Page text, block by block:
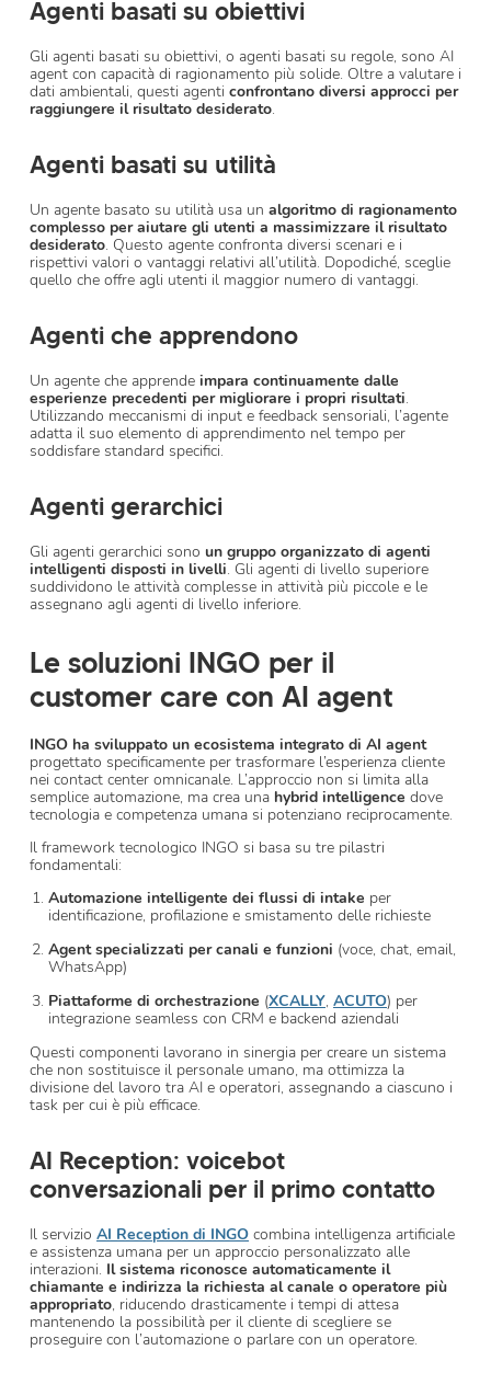
Agenti basati su obiettivi
Gli agenti basati su obiettivi, o agenti basati su regole, sono AI
agent con capacità di ragionamento più solide. Oltre a valutare i
dati ambientali, questi agenti confrontano diversi approcci per
raggiungere il risultato desiderato.
Agenti basati su utilità
Un agente basato su utilità usa un algoritmo di ragionamento
complesso per aiutare gli utenti a massimizzare il risultato
desiderato. Questo agente confronta diversi scenari e i
rispettivi valori o vantaggi relativi all’utilità. Dopodiché, sceglie
quello che offre agli utenti il maggior numero di vantaggi.
Agenti che apprendono
Un agente che apprende impara continuamente dalle
esperienze precedenti per migliorare i propri risultati.
Utilizzando meccanismi di input e feedback sensoriali, l’agente
adatta il suo elemento di apprendimento nel tempo per
soddisfare standard specifici.
Agenti gerarchici
Gli agenti gerarchici sono un gruppo organizzato di agenti
intelligenti disposti in livelli. Gli agenti di livello superiore
suddividono le attività complesse in attività più piccole e le
assegnano agli agenti di livello inferiore.
Le soluzioni INGO per il
customer care con AI agent
INGO ha sviluppato un ecosistema integrato di AI agent
progettato specificamente per trasformare l’esperienza cliente
nei contact center omnicanale. L’approccio non si limita alla
semplice automazione, ma crea una hybrid intelligence dove
tecnologia e competenza umana si potenziano reciprocamente.
Il framework tecnologico INGO si basa su tre pilastri
fondamentali:
Automazione intelligente dei flussi di intake per
identificazione, profilazione e smistamento delle richieste
Agent specializzati per canali e funzioni (voce, chat, email,
WhatsApp)
Piattaforme di orchestrazione (XCALLY, ACUTO) per
integrazione seamless con CRM e backend aziendali
Questi componenti lavorano in sinergia per creare un sistema
che non sostituisce il personale umano, ma ottimizza la
divisione del lavoro tra AI e operatori, assegnando a ciascuno i
task per cui è più efficace.
AI Reception: voicebot
conversazionali per il primo contatto
Il servizio AI Reception di INGO combina intelligenza artificiale
e assistenza umana per un approccio personalizzato alle
interazioni. Il sistema riconosce automaticamente il
chiamante e indirizza la richiesta al canale o operatore più
appropriato, riducendo drasticamente i tempi di attesa
mantenendo la possibilità per il cliente di scegliere se
proseguire con l’automazione o parlare con un operatore.